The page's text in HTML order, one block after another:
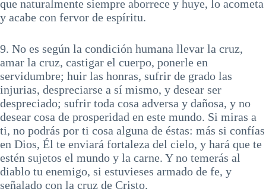
que naturalmente siempre aborrece y huye, lo acometa
y acabe con fervor de espíritu.
9. No es según la condición humana llevar la cruz,
amar la cruz, castigar el cuerpo, ponerle en
servidumbre; huir las honras, sufrir de grado las
injurias, despreciarse a sí mismo, y desear ser
despreciado; sufrir toda cosa adversa y dañosa, y no
desear cosa de prosperidad en este mundo. Si miras a
ti, no podrás por ti cosa alguna de éstas: más si confías
en Dios, Él te enviará fortaleza del cielo, y hará que te
estén sujetos el mundo y la carne. Y no temerás al
diablo tu enemigo, si estuvieses armado de fe, y
señalado con la cruz de Cristo.